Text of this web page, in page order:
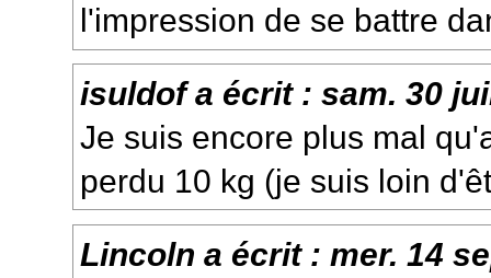
l'impression de se battre
isuldofa écrit :sam. 30
Je suis encore plus mal
perdu 10 kg (je suis loin
Lincoln a écrit :mer. 14